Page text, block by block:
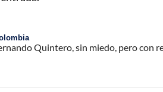
Quintero, sin miedo, pero con